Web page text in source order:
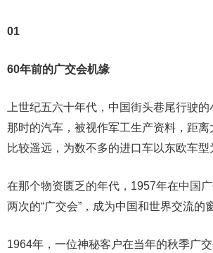
01
60年前的广交会机缘
上世纪五六十年代，中国街头巷尾行驶的
那时的汽车，被视作军工生产资料，距
比较遥远，为数不多的进口车以东欧车型
在那个物资匮乏的年代，1957年在中国
两次的“广交会”，成为中国和世界交流的
1964年，一位神秘客户在当年的秋季广